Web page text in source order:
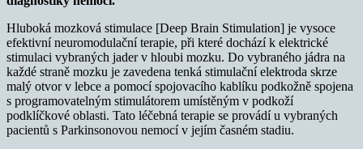
Hluboká mozková stimulace [Deep Brain Stimulation] je vysoce
efektivní neuromodulační terapie, při které dochází k elektrické
stimulaci vybraných jader v hloubi mozku. Do vybraného jádra na
každé straně mozku je zavedena tenká stimulační elektroda skrze
malý otvor v lebce a pomocí spojovacího kablíku podkožně spojena
s programovatelným stimulátorem umístěným v podkoží
podklíčkové oblasti. Tato léčebná terapie se provádí u vybraných
pacientů s Parkinsonovou nemocí v jejím časném stadiu.